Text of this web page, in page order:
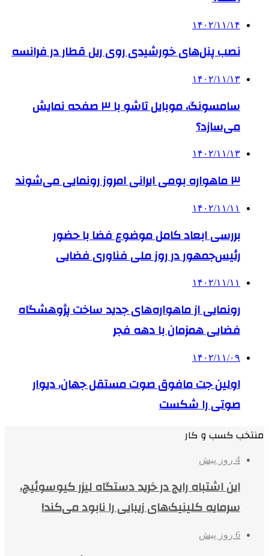
۱۴۰۲/۱۱/۱۴
نصب پنل‌های خورشیدی روی ریل قطار در فرانسه
۱۴۰۲/۱۱/۱۳
سامسونگ، موبایل تاشو با ۳ صفحه نمایش
می‌سازد؟
۱۴۰۲/۱۱/۱۳
۳ ماهواره بومی ایرانی امروز رونمایی می‌شوند
۱۴۰۲/۱۱/۱۱
بررسی ابعاد کامل موضوع فضا با حضور
رئیس‌جمهور در روز ملی فناوری فضایی
۱۴۰۲/۱۱/۱۱
رونمایی از ماهواره‌های جدید ساخت پژوهشگاه
فضایی همزمان با دهه فجر
۱۴۰۲/۱۱/۰۹
اولین جت مافوق صوت مستقل جهان، دیوار
صوتی را شکست
منتخب کسب و کار
4 روز پیش
این اشتباه رایج در خرید دستگاه لیزر کیوسوئیچ،
سرمایه کلینیک‌های زیبایی را نابود می‌کند!
6 روز پیش